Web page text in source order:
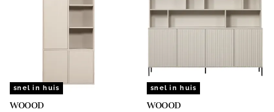
snel in huis
WOOOD
snel in huis
WOOOD